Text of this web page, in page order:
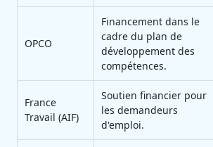
OPCO
Financement dans le
cadre du plan de
développement des
compétences.
France
Travail (AIF)
Soutien financier pour
les demandeurs
d'emploi.